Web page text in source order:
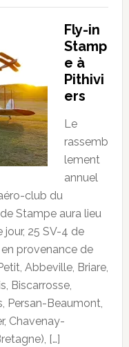
Fly-in
Stamp
e à
Pithivi
ers
Le
rassemb
lement
annuel
club du
Stampe aura lieu
jour, 25 SV-4 de
provenance de
Abbeville, Briare,
Biscarrosse,
Persan-Beaumont,
Chavenay-
[…]